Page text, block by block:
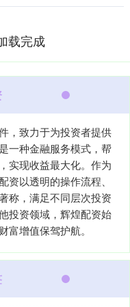
载完成
，致力于为投资者提供
一种金融服务模式，帮
实现收益最大化。作为
以透明的操作流程、
称，满足不同层次投资
投资领域，辉煌配资始
增值保驾护航。